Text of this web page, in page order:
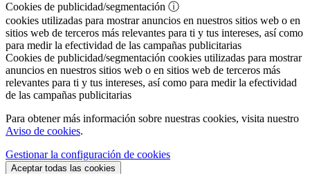
Cookies de publicidad/segmentación ⓘ
cookies utilizadas para mostrar anuncios en nuestros sitios web o en
sitios web de terceros más relevantes para ti y tus intereses, así como
para medir la efectividad de las campañas publicitarias
Cookies de publicidad/segmentación cookies utilizadas para mostrar
anuncios en nuestros sitios web o en sitios web de terceros más
relevantes para ti y tus intereses, así como para medir la efectividad
de las campañas publicitarias
Para obtener más información sobre nuestras cookies, visita nuestro
Aviso de cookies.
Gestionar la configuración de cookies
Aceptar todas las cookies